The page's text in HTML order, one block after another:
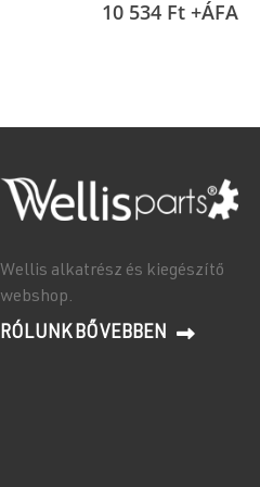
10 534 Ft+ÁFA
Wellis alkatrész és kiegészítő
webshop.
RÓLUNK BŐVEBBEN